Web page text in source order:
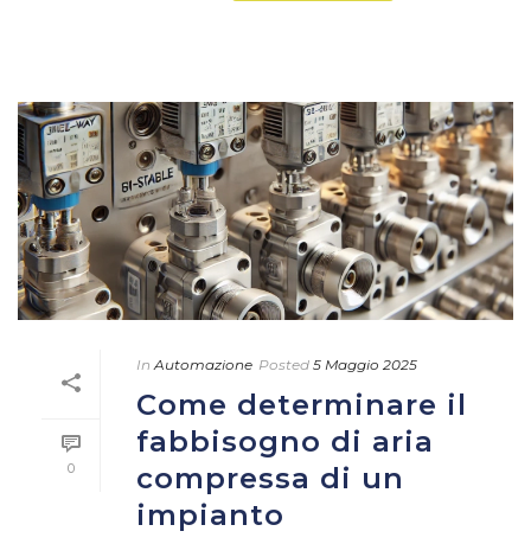
0
In Automazione Posted 5 Maggio 2025
Come determinare il
fabbisogno di aria
compressa di un
impianto